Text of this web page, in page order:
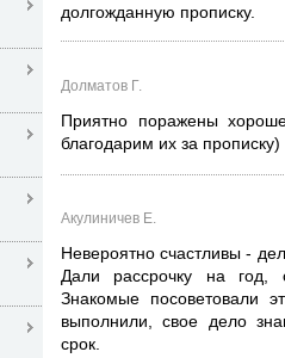
долгожданную прописку.
Долматов Г.
Приятно поражены
благодарим их за прописку)
Акулиничев Е.
Невероятно счастливы -
Дали рассрочку на год,
Знакомые посоветовали
выполнили, свое дело
срок.